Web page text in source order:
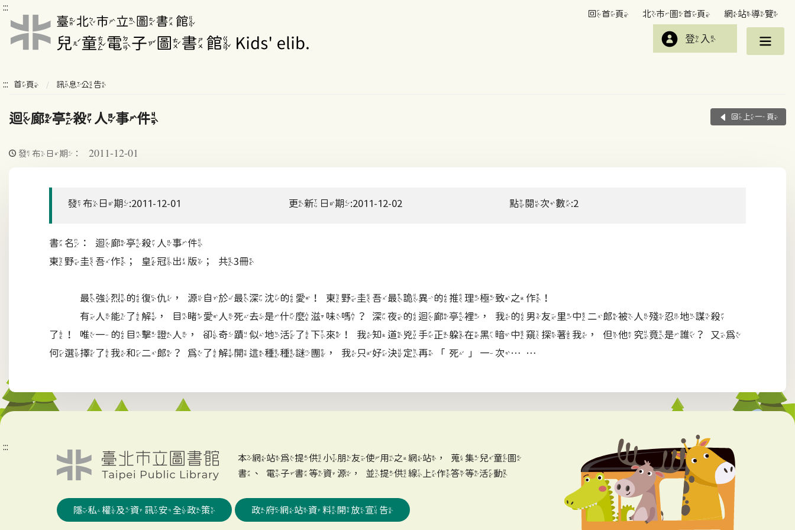
:::
回首頁 北市圖首頁 網站導覽
登入
::: 首頁 訊息公告
迴廊亭殺人事件 回上一頁
發布日期： 2011-12-01
發布日期:2011-12-01 更新日期:2011-12-02 點閱次數:2
書名：迴廊亭殺人事件
東野圭吾作；皇冠出版；共3冊
最強烈的復仇，源自於最深沈的愛！東野圭吾最詭異的推理極致之作！
有人能了解，目睹愛人死去是什麼滋味嗎？深夜的迴廊亭裡，我的男友里中二郎被人殘忍地謀殺
了！唯一的目擊證人，卻奇蹟似地活了下來！我知道兇手正躲在黑暗中窺探著我，但他究竟是誰？又為
何選擇了我和二郎？為了解開這種種謎團，我只好決定再「死」一次……
:::
本網站為提供小朋友使用之網站，蒐集兒童圖
書、電子書等資源，並提供線上作答等活動
隱私權及資訊安全政策 政府網站資料開放宣告